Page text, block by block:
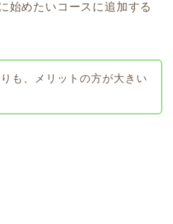
始めたいコースに追加する
も、メリットの方が大きい